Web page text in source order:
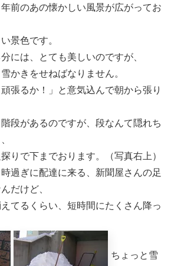
前のあの懐かしい風景が広がってお
景色です。
には、とても美しいのですが、
かきをせねばなりません。
頑張るか！」と意気込んで朝から張り
段があるのですが、段なんて隠れち
りで下までおります。（写真右上）
過ぎに配達に来る、新聞屋さんの足
だけど、
てるくらい、短時間にたくさん降っ
ちょっと雪